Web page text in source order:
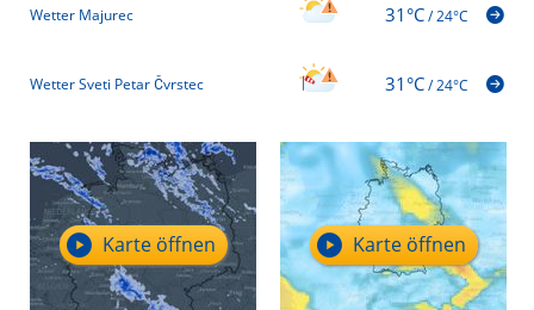
Wetter Majurec 31°C/24°C
Wetter Sveti Petar Čvrstec 31°C/24°C
Karte öffnen Karte öffnen